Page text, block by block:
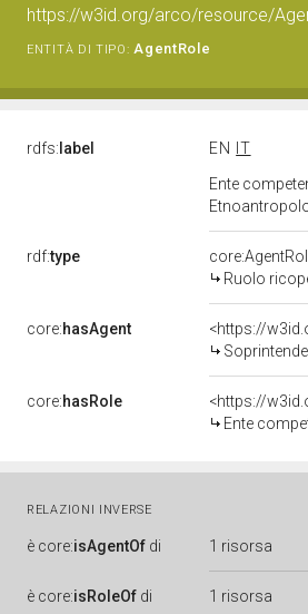
https://w3id.org/arco/resource/
ENTITÀ DI TIPO: AgentRole
rdfs: label EN
IT
Ente
rdf:type
Ruolo
core:hasAgent
<https://
core:hasRole
<https://
Ente
RELAZIONI INVERSE
è core:isAgentOf di 1 risorsa
è core:isRoleOf di 1 risorsa